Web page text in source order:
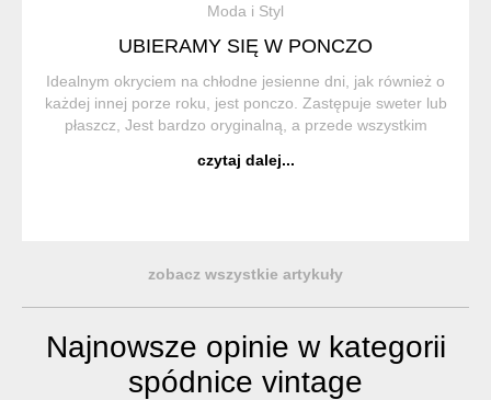
Moda i Styl
UBIERAMY SIĘ W PONCZO
Idealnym okryciem na chłodne jesienne dni, jak również o
każdej innej porze roku, jest ponczo. Zastępuje sweter lub
płaszcz, Jest bardzo oryginalną, a przede wszystkim
Poncho) to trad...
czytaj dalej...
zobacz wszystkie artykuły
Najnowsze opinie w kategorii
spódnice vintage